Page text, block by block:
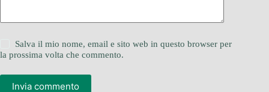
Salva il mio nome, email e sito web in questo browser per
la prossima volta che commento.
Invia commento